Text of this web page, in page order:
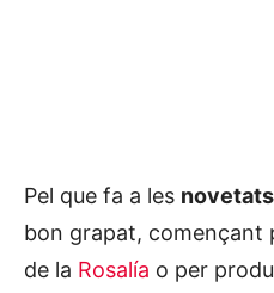
Pel que fa a les
bon grapat, començant
de la Rosalía o per